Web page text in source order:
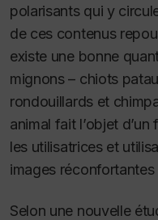
polarisants qui y
de ces contenus
existe une bonne
mignons – chiots
rondouillards et
animal fait l’objet
les utilisatrices et
images
Selon une nouvelle